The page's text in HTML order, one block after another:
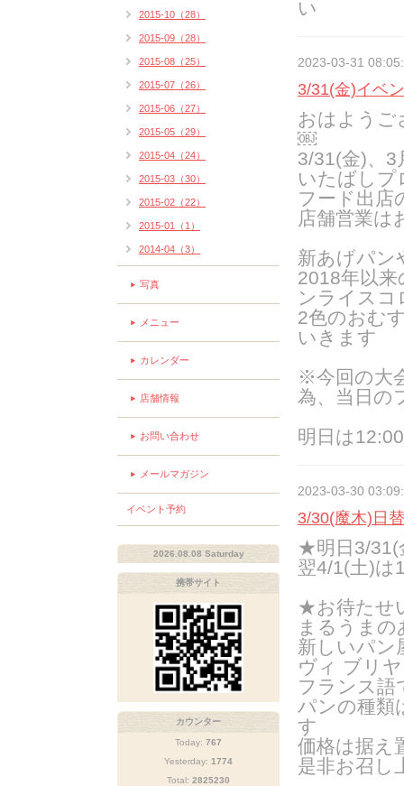
い
2023-03-31
3/31(金)イベ
おはようご
￼
3/31(金)、3
いたばしプ
フード出店
店舗営業は
新あげパン
2018年以
ンライスコ
2色のおむ
いきます
※今回の大
為、当日の
明日は
2023-03-30
3/30(魔木)日
★明日3/31(
翌4/1(土)は
★お待たせ
まるうま
新しいパン
ヴィ ブリ
フランス語
パンの種類
す
価格は据え
是非お召し
2015-10（28）
2015-09（28）
2015-08（25）
2015-07（26）
2015-06（27）
2015-05（29）
2015-04（24）
2015-03（30）
2015-02（22）
2015-01（1）
2014-04（3）
写真
メニュー
カレンダー
店舗情報
お問い合わせ
メールマガジン
イベント予約
2026.08.08 Saturday
携帯サイト
カウンター
Today: 767
Yesterday: 1774
Total: 2825230